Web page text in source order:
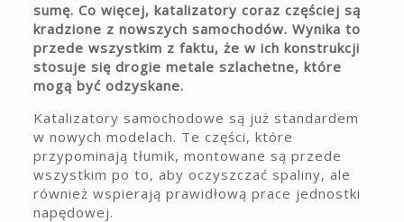
sumę. Co więcej, katalizatory coraz częściej są
kradzione z nowszych samochodów. Wynika to
przede wszystkim z faktu, że w ich konstrukcji
stosuje się drogie metale szlachetne, które
mogą być odzyskane.
Katalizatory samochodowe są już standardem
w nowych modelach. Te części, które
przypominają tłumik, montowane są przede
wszystkim po to, aby oczyszczać spaliny, ale
również wspierają prawidłową prace jednostki
napędowej.